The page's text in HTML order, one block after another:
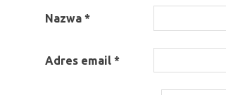
Nazwa *
Adres email *